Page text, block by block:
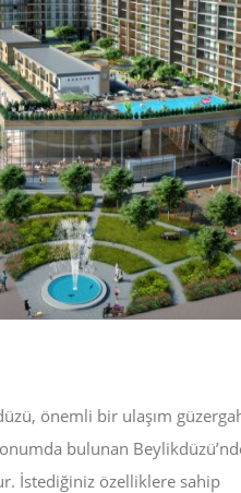
önemli bir ulaşım
bulunan
İstediğiniz özelliklere sahip